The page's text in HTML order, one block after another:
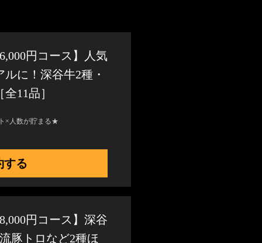
円コース】人気
に！深谷牛2種・
11品］
×人数が貯まる★
する
円コース】深谷
豚トロなど2種ほ